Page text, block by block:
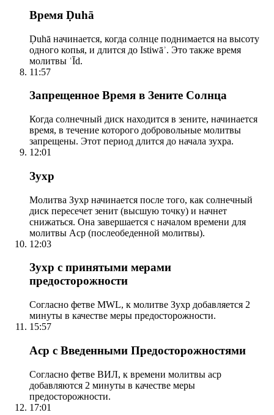
Время Ḍuhā
Ḍuhā начинается, когда солнце поднимается на высоту
одного копья, и длится до Istiwāʾ. Это также время
молитвы ʿĪd.
11:57
Запрещенное Время в Зените Солнца
Когда солнечный диск находится в зените, начинается
время, в течение которого добровольные молитвы
запрещены. Этот период длится до начала зухра.
12:01
Зухр
Молитва Зухр начинается после того, как солнечный
диск пересечет зенит (высшую точку) и начнет
снижаться. Она завершается с началом времени для
молитвы Аср (послеобеденной молитвы).
12:03
Зухр с принятыми мерами
предосторожности
Согласно фетве MWL, к молитве Зухр добавляется 2
минуты в качестве меры предосторожности.
15:57
Аср с Введенными Предосторожностями
Согласно фетве ВИЛ, к времени молитвы аср
добавляются 2 минуты в качестве меры
предосторожности.
17:01